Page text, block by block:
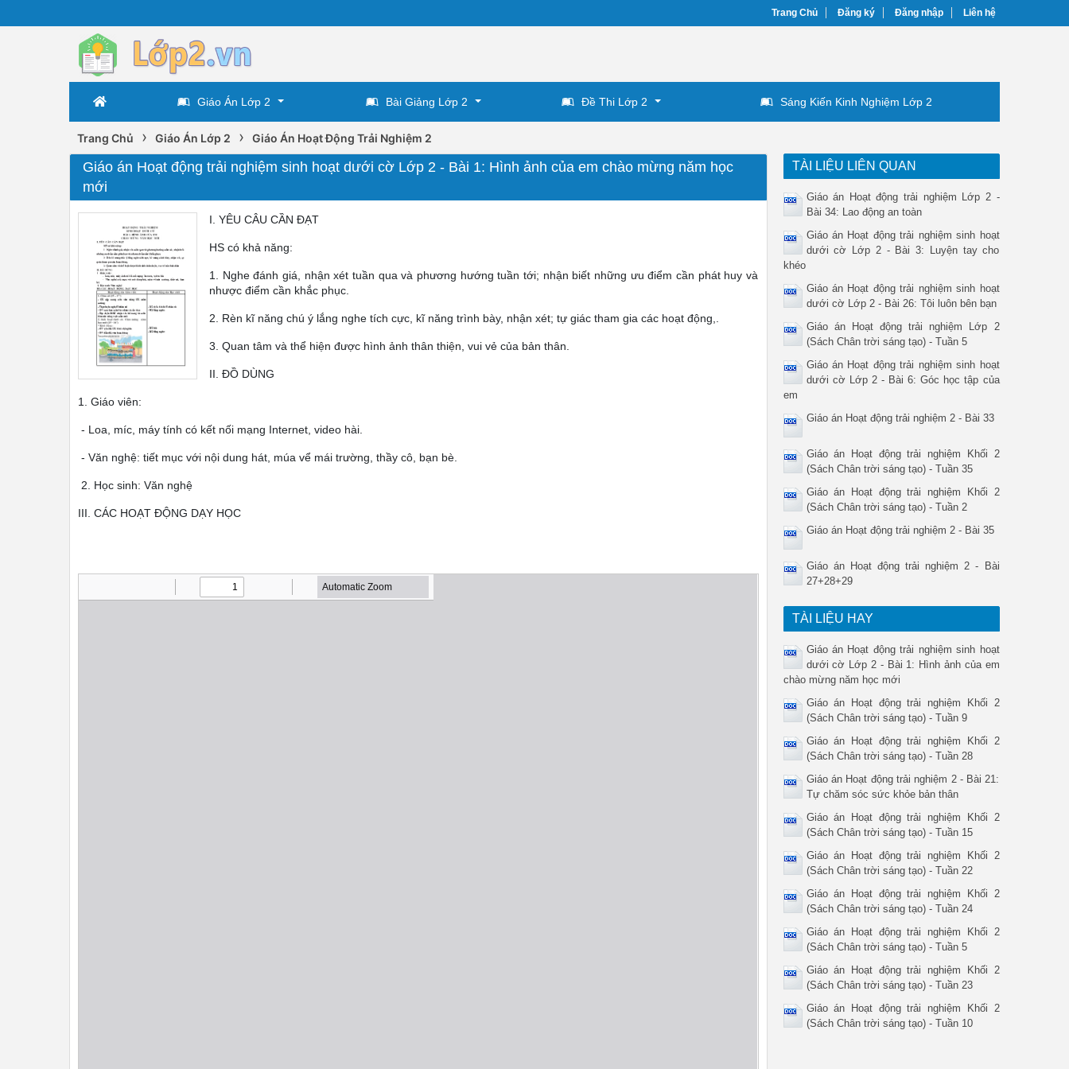
Trang Chủ Đăng ký Đăng nhập Liên hệ
Giáo Án Lớp 2 Bài Giảng Lớp 2 Đề Thi Lớp 2 Sáng Kiến Kinh Nghiệm Lớp 2
Trang Chủ › Giáo Án Lớp 2 › Giáo Án Hoạt Động Trải Nghiệm 2
Giáo án Hoạt động trải nghiệm sinh hoạt dưới cờ Lớp 2 - Bài 1: Hình ảnh của em chào mừng năm học
mới
I. YÊU CÂU CẦN ĐẠT
HS có khả năng:
1. Nghe đánh giá, nhận xét tuần qua và phương hướng tuần tới; nhận biết những ưu điểm cần phát huy và
nhược điểm cần khắc phục.
2. Rèn kĩ năng chú ý lắng nghe tích cực, kĩ năng trình bày, nhận xét; tự giác tham gia các hoạt động,.
3. Quan tâm và thể hiện được hình ảnh thân thiện, vui vẻ của bản thân.
II. ĐỒ DÙNG
1. Giáo viên:
- Loa, míc, máy tính có kết nối mạng Internet, video hài.
- Văn nghệ: tiết mục với nội dung hát, múa vể mái trường, thầy cô, bạn bè.
2. Học sinh: Văn nghệ
III. CÁC HOẠT ĐỘNG DẠY HỌC
TÀI LIỆU LIÊN QUAN
Giáo án Hoạt động trải nghiệm Lớp 2 -
Bài 34: Lao động an toàn
Giáo án Hoạt động trải nghiệm sinh hoạt
dưới cờ Lớp 2 - Bài 3: Luyện tay cho
khéo
Giáo án Hoạt động trải nghiệm sinh hoạt
dưới cờ Lớp 2 - Bài 26: Tôi luôn bên bạn
Giáo án Hoạt động trải nghiệm Lớp 2
(Sách Chân trời sáng tạo) - Tuần 5
Giáo án Hoạt động trải nghiệm sinh hoạt
dưới cờ Lớp 2 - Bài 6: Góc học tập của
em
Giáo án Hoạt động trải nghiệm 2 - Bài 33
Giáo án Hoạt động trải nghiệm Khối 2
(Sách Chân trời sáng tạo) - Tuần 35
Giáo án Hoạt động trải nghiệm Khối 2
(Sách Chân trời sáng tạo) - Tuần 2
Giáo án Hoạt động trải nghiệm 2 - Bài 35
Giáo án Hoạt động trải nghiệm 2 - Bài
27+28+29
TÀI LIỆU HAY
Giáo án Hoạt động trải nghiệm sinh hoạt
dưới cờ Lớp 2 - Bài 1: Hình ảnh của em
chào mừng năm học mới
Giáo án Hoạt động trải nghiệm Khối 2
(Sách Chân trời sáng tạo) - Tuần 9
Giáo án Hoạt động trải nghiệm Khối 2
(Sách Chân trời sáng tạo) - Tuần 28
Giáo án Hoạt động trải nghiệm 2 - Bài 21:
Tự chăm sóc sức khỏe bản thân
Giáo án Hoạt động trải nghiệm Khối 2
(Sách Chân trời sáng tạo) - Tuần 15
Giáo án Hoạt động trải nghiệm Khối 2
(Sách Chân trời sáng tạo) - Tuần 22
Giáo án Hoạt động trải nghiệm Khối 2
(Sách Chân trời sáng tạo) - Tuần 24
Giáo án Hoạt động trải nghiệm Khối 2
(Sách Chân trời sáng tạo) - Tuần 5
Giáo án Hoạt động trải nghiệm Khối 2
(Sách Chân trời sáng tạo) - Tuần 23
Giáo án Hoạt động trải nghiệm Khối 2
(Sách Chân trời sáng tạo) - Tuần 10